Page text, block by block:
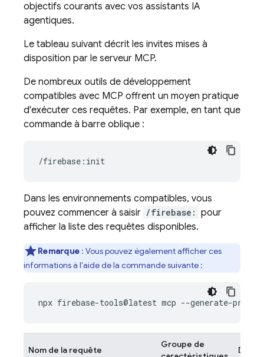
objectifs courants avec vos assistants IA
agentiques.
Le tableau suivant décrit les invites mises à
disposition par le serveur MCP.
De nombreux outils de développement
compatibles avec MCP offrent un moyen pratique
d'exécuter ces requêtes. Par exemple, en tant que
commande à barre oblique :
Dans les environnements compatibles, vous
pouvez commencer à saisir /firebase: pour
afficher la liste des requêtes disponibles.
Remarque : Vous pouvez également afficher ces
informations à l'aide de la commande suivante :
Nom de la requête
Groupe de